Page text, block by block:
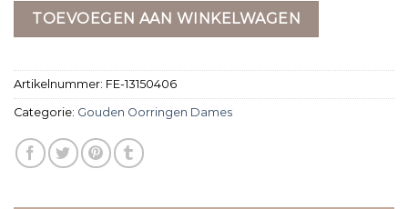
TOEVOEGEN AAN WINKELWAGEN
Artikelnummer: FE-13150406
Categorie: Gouden Oorringen Dames